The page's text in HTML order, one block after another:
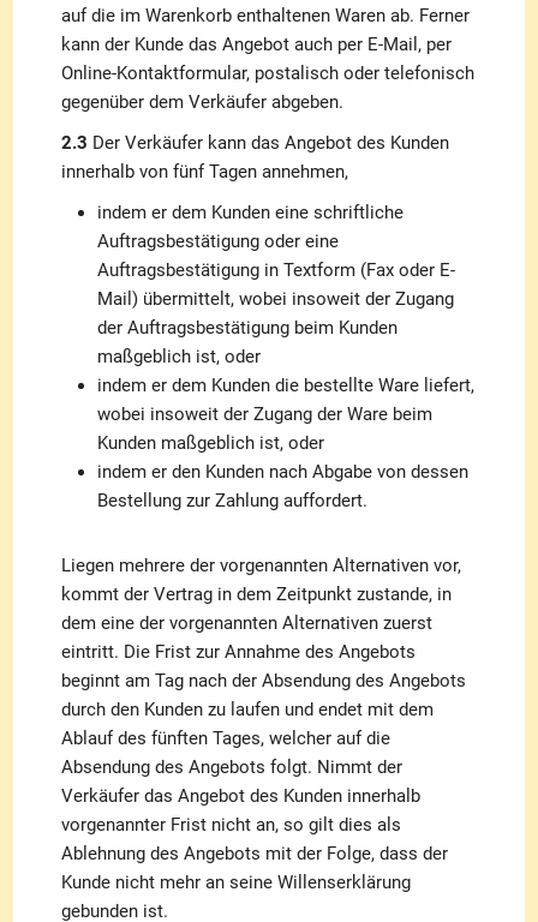
auf die im Warenkorb enthaltenen Waren ab. Ferner
kann der Kunde das Angebot auch per E-Mail, per
Online-Kontaktformular, postalisch oder telefonisch
gegenüber dem Verkäufer abgeben.
2.3 Der Verkäufer kann das Angebot des Kunden
innerhalb von fünf Tagen annehmen,
indem er dem Kunden eine schriftliche
Auftragsbestätigung oder eine
Auftragsbestätigung in Textform (Fax oder E-
Mail) übermittelt, wobei insoweit der Zugang
der Auftragsbestätigung beim Kunden
maßgeblich ist, oder
indem er dem Kunden die bestellte Ware liefert,
wobei insoweit der Zugang der Ware beim
Kunden maßgeblich ist, oder
indem er den Kunden nach Abgabe von dessen
Bestellung zur Zahlung auffordert.
Liegen mehrere der vorgenannten Alternativen vor,
kommt der Vertrag in dem Zeitpunkt zustande, in
dem eine der vorgenannten Alternativen zuerst
eintritt. Die Frist zur Annahme des Angebots
beginnt am Tag nach der Absendung des Angebots
durch den Kunden zu laufen und endet mit dem
Ablauf des fünften Tages, welcher auf die
Absendung des Angebots folgt. Nimmt der
Verkäufer das Angebot des Kunden innerhalb
vorgenannter Frist nicht an, so gilt dies als
Ablehnung des Angebots mit der Folge, dass der
Kunde nicht mehr an seine Willenserklärung
gebunden ist.